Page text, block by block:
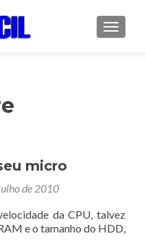
micro
de 2010
da CPU, talvez
e o tamanho do HDD,